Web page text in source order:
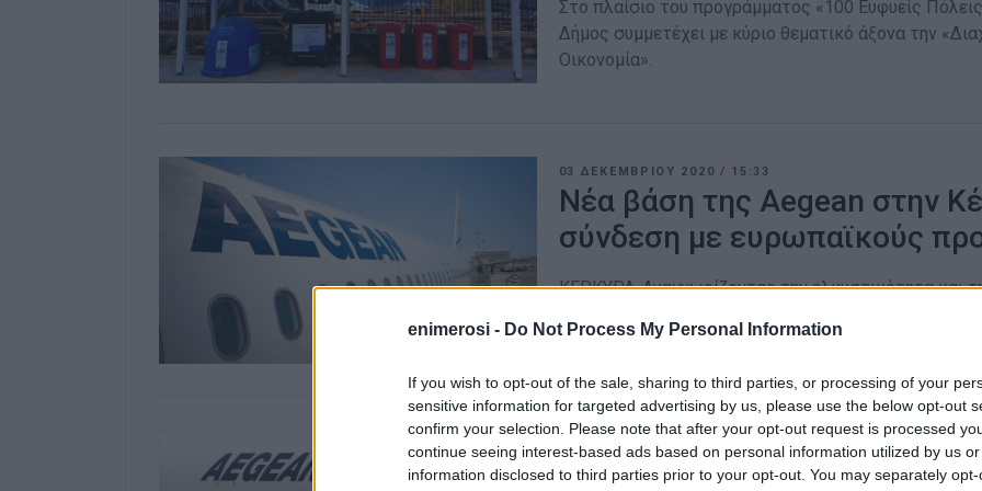
enimerosi - Do Not Process My Personal Information
If you wish to opt-out of the sale, sharing to third parties, or processing of your
sensitive information for targeted advertising by us, please use the below opt-out
confirm your selection. Please note that after your opt-out request is processed
continue seeing interest-based ads based on personal information utilized by us
information disclosed to third parties prior to your opt-out. You may separately
Στο πλαίσιο του προγράμματος «100 Ευφυείς
Δήμος συμμετέχει με κύριο θεματικό άξονα την
Οικονομία».
03 ΔΕΚΕΜΒΡΊΟΥ 2020 / 15:33
Νέα βάση της Aegean στην
σύνδεση με ευρωπαϊκούς
ΚΕΡΚΥΡΑ. Αναγνωρίζοντας την ελκυστικότητα και
25 NOV 2020 / 16:54
Κανονικά οι πτήσεις της